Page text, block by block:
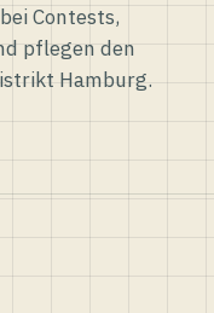
Contests,
pflegen den
Hamburg.